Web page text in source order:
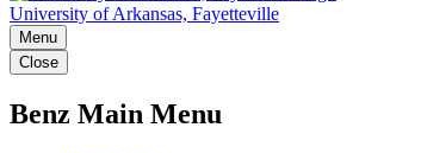
University of Arkansas, Fayetteville
Menu
Close
Benz Main Menu